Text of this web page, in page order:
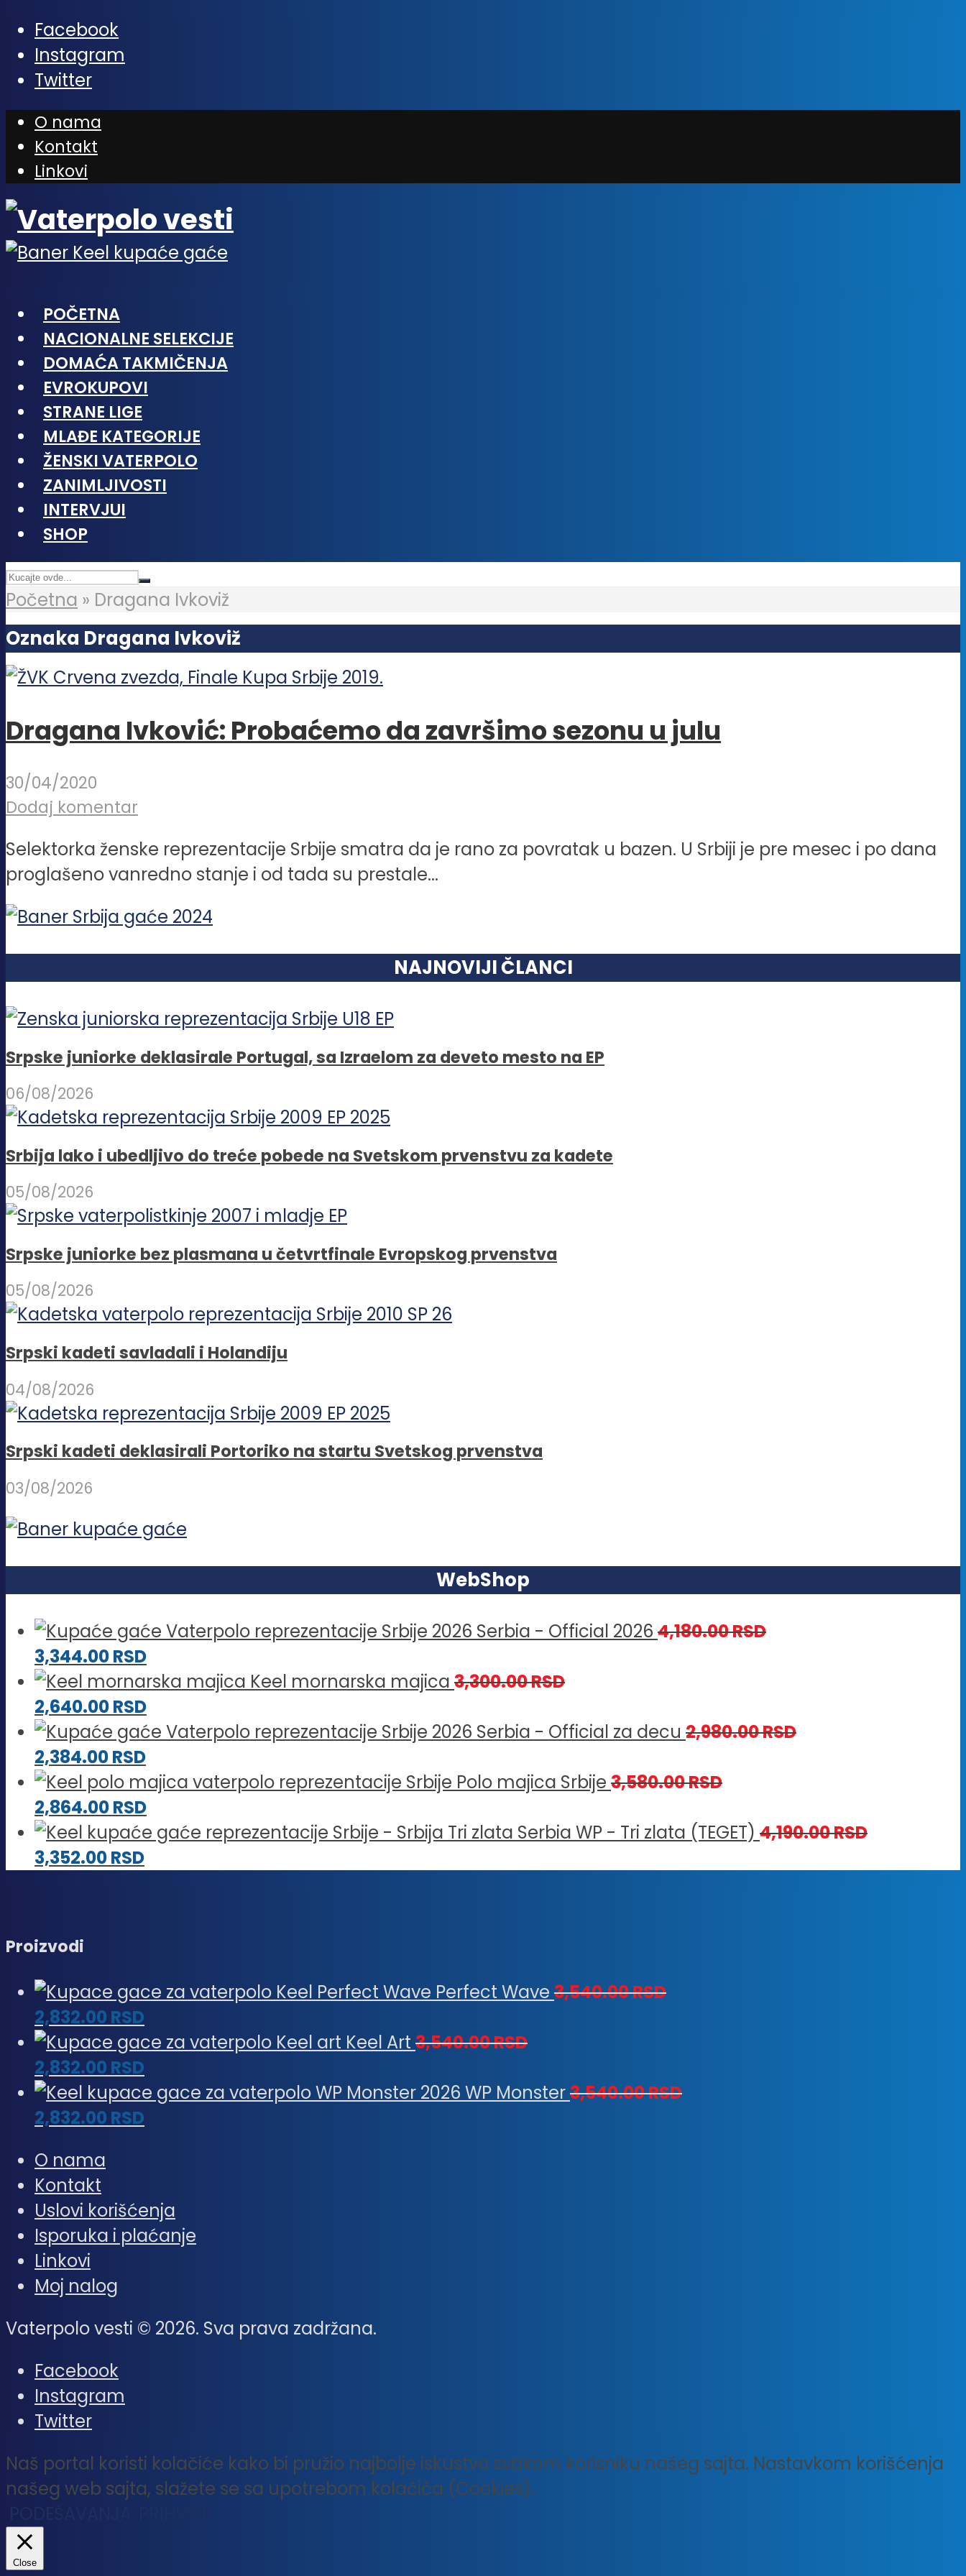
Facebook
Instagram
Twitter
O nama
Kontakt
Linkovi
POČETNA
NACIONALNE SELEKCIJE
DOMAĆA TAKMIČENJA
EVROKUPOVI
STRANE LIGE
MLAĐE KATEGORIJE
ŽENSKI VATERPOLO
ZANIMLJIVOSTI
INTERVJUI
SHOP
Početna » Dragana Ivkoviž
Oznaka Dragana Ivkoviž
Dragana Ivković: Probaćemo da završimo sezonu u julu
30/04/2020
Dodaj komentar
Selektorka ženske reprezentacije Srbije smatra da je rano za povratak u bazen. U Srbiji je pre mesec i po dana
proglašeno vanredno stanje i od tada su prestale...
NAJNOVIJI ČLANCI
Srpske juniorke deklasirale Portugal, sa Izraelom za deveto mesto na EP
06/08/2026
Srbija lako i ubedljivo do treće pobede na Svetskom prvenstvu za kadete
05/08/2026
Srpske juniorke bez plasmana u četvrtfinale Evropskog prvenstva
05/08/2026
Srpski kadeti savladali i Holandiju
04/08/2026
Srpski kadeti deklasirali Portoriko na startu Svetskog prvenstva
03/08/2026
WebShop
Serbia - Official 2026 4,180.00RSD
3,344.00RSD
Keel mornarska majica 3,300.00RSD
2,640.00RSD
Serbia - Official za decu 2,980.00RSD
2,384.00RSD
Polo majica Srbije 3,580.00RSD
2,864.00RSD
Serbia WP - Tri zlata (TEGET) 4,190.00RSD
3,352.00RSD
Proizvodi
Perfect Wave 3,540.00RSD
2,832.00 RSD
Keel Art 3,540.00RSD
2,832.00 RSD
WP Monster3,540.00RSD
2,832.00 RSD
O nama
Kontakt
Uslovi korišćenja
Isporuka i plaćanje
Linkovi
Moj nalog
Vaterpolo vesti © 2026. Sva prava zadržana.
Facebook
Instagram
Twitter
Naš portal koristi kolačiće kako bi pružio najbolje iskustvo svakom korisniku našeg sajta. Nastavkom korišćenja
našeg web sajta, slažete se sa upotrebom kolačića (Cookies).
Close